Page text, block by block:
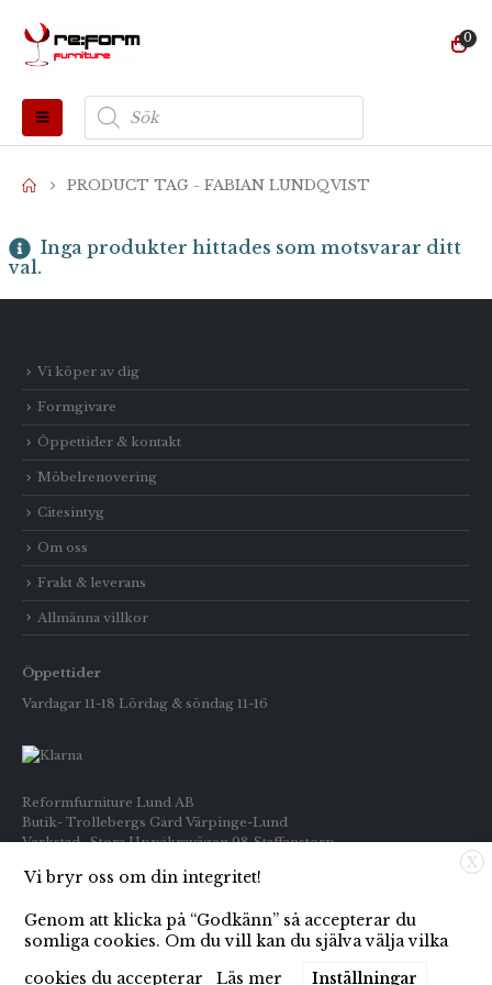
0
Produktsökning
PRODUCT TAG - FABIAN LUNDQVIST
Inga produkter hittades som motsvarar ditt
val.
Vi köper av dig
Formgivare
Öppettider & kontakt
Möbelrenovering
Citesintyg
Om oss
Frakt & leverans
Allmänna villkor
Öppettider
Vardagar 11-18 Lördag & söndag 11-16
Reformfurniture Lund AB
Butik- Trollebergs Gård Värpinge-Lund
Verkstad- Stora Uppåkravägen 98 Staffanstorp
Telefon: Butiken 0709-269916
E-post: info@reformfurniture.se
X
Vi bryr oss om din integritet!
Genom att klicka på “Godkänn” så accepterar du
somliga cookies. Om du vill kan du själva välja vilka
cookies du accepterar
Läs mer Inställningar